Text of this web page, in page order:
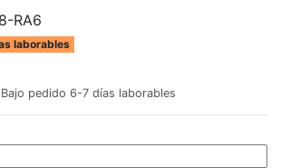
RA6
laborables
Bajo pedido 6-7 días laborables